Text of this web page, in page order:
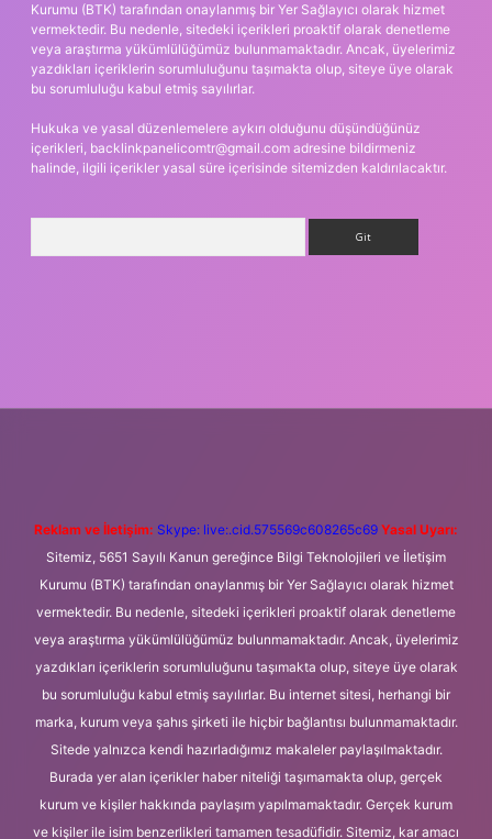
Kurumu (BTK) tarafından onaylanmış bir Yer Sağlayıcı olarak hizmet
vermektedir. Bu nedenle, sitedeki içerikleri proaktif olarak denetleme
veya araştırma yükümlülüğümüz bulunmamaktadır. Ancak, üyelerimiz
yazdıkları içeriklerin sorumluluğunu taşımakta olup, siteye üye olarak
bu sorumluluğu kabul etmiş sayılırlar.
Hukuka ve yasal düzenlemelere aykırı olduğunu düşündüğünüz
içerikleri, backlinkpanelicomtr@gmail.com adresine bildirmeniz
halinde, ilgili içerikler yasal süre içerisinde sitemizden kaldırılacaktır.
Reklam ve İletişim: Skype: live:.cid.575569c608265c69 Yasal Uyarı:
Sitemiz, 5651 Sayılı Kanun gereğince Bilgi Teknolojileri ve İletişim
Kurumu (BTK) tarafından onaylanmış bir Yer Sağlayıcı olarak hizmet
vermektedir. Bu nedenle, sitedeki içerikleri proaktif olarak denetleme
veya araştırma yükümlülüğümüz bulunmamaktadır. Ancak, üyelerimiz
yazdıkları içeriklerin sorumluluğunu taşımakta olup, siteye üye olarak
bu sorumluluğu kabul etmiş sayılırlar. Bu internet sitesi, herhangi bir
marka, kurum veya şahıs şirketi ile hiçbir bağlantısı bulunmamaktadır.
Sitede yalnızca kendi hazırladığımız makaleler paylaşılmaktadır.
Burada yer alan içerikler haber niteliği taşımamakta olup, gerçek
kurum ve kişiler hakkında paylaşım yapılmamaktadır. Gerçek kurum
ve kişiler ile isim benzerlikleri tamamen tesadüfidir. Sitemiz, kar amacı